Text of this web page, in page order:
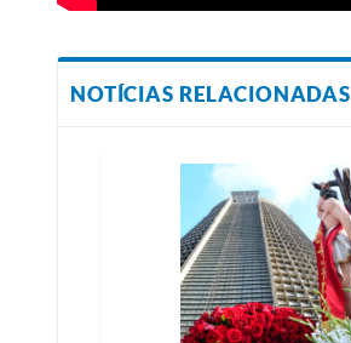
NOTÍCIAS RELACIONADAS